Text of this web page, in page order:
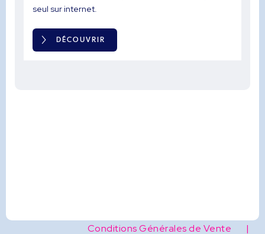
seul sur internet.
DÉCOUVRIR
Conditions Générales de Vente |